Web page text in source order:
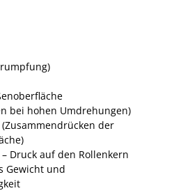
bei hohen Umdrehungen)
der
Druck auf den Rollenkern
Gewicht und